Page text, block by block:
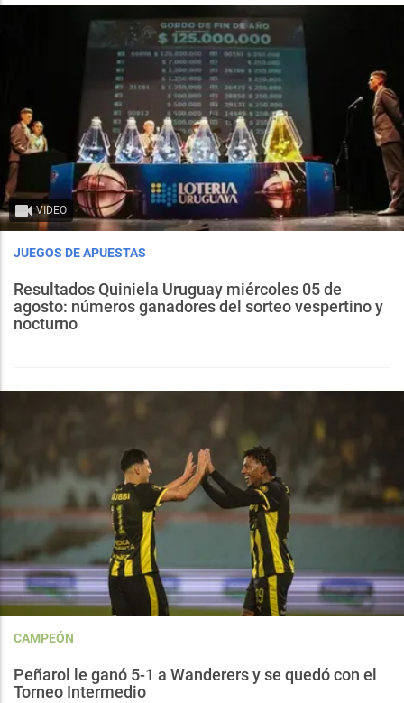
VIDEO
JUEGOS DE APUESTAS
Resultados Quiniela Uruguay miércoles 05 de
agosto: números ganadores del sorteo vespertino y
nocturno
CAMPEÓN
Peñarol le ganó 5-1 a Wanderers y se quedó con el
Torneo Intermedio